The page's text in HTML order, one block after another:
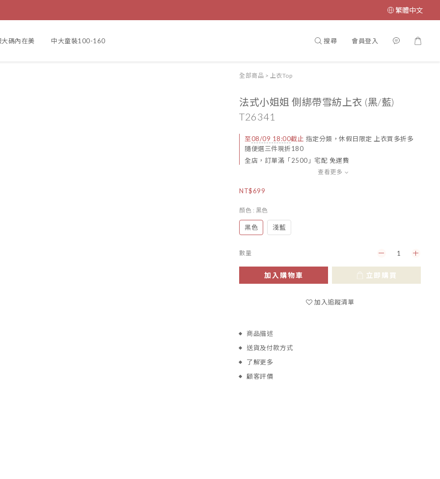
繁體中文
碼內在美 中大童裝100-160 搜尋 會員登入
全部商品 > 上衣Top
法式小姐姐 側綁帶雪紡上衣 (黑/藍)
T26341
至08/09 18:00截止 指定分類，休假日限定 上衣買多折多
隨便選三件現折180
全店，訂單滿「2500」宅配 免運費
查看更多
NT$699
顏色 : 黑色
黑色 淺藍
數量
加入購物車 立即購買
加入追蹤清單
商品描述
送貨及付款方式
了解更多
顧客評價